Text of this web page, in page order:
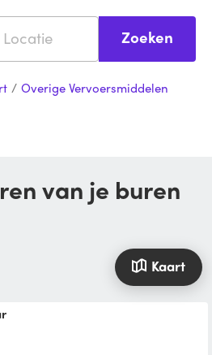
Zoeken
/ Overige Vervoersmiddelen
Kaart